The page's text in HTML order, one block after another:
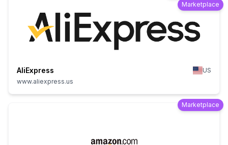
Marketplace
AliExpress
US
www.aliexpress.us
Marketplace